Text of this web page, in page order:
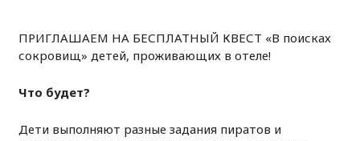
ПРИГЛАШАЕМ НА БЕСПЛАТНЫЙ КВЕСТ «В поисках
сокровищ» детей, проживающих в отеле!
Что будет?
Дети выполняют разные задания пиратов и